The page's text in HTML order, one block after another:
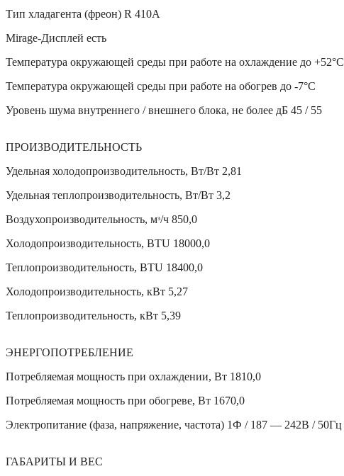
Тип хладагента (фреон) R 410A
Mirage-Дисплей есть
Температура окружающей среды при работе на охлаждение до +52°С
Температура окружающей среды при работе на обогрев до -7°С
Уровень шума внутреннего / внешнего блока, не более дБ 45 / 55
ПРОИЗВОДИТЕЛЬНОСТЬ
Удельная холодопроизводительность, Вт/Вт 2,81
Удельная теплопроизводительность, Вт/Вт 3,2
Воздухопроизводительность, мᵌ/ч 850,0
Холодопроизводительность, BTU 18000,0
Теплопроизводительность, BTU 18400,0
Холодопроизводительность, кВт 5,27
Теплопроизводительность, кВт 5,39
ЭНЕРГОПОТРЕБЛЕНИЕ
Потребляемая мощность при охлаждении, Вт 1810,0
Потребляемая мощность при обогреве, Вт 1670,0
Электропитание (фаза, напряжение, частота) 1Ф / 187 — 242В / 50Гц
ГАБАРИТЫ И ВЕС